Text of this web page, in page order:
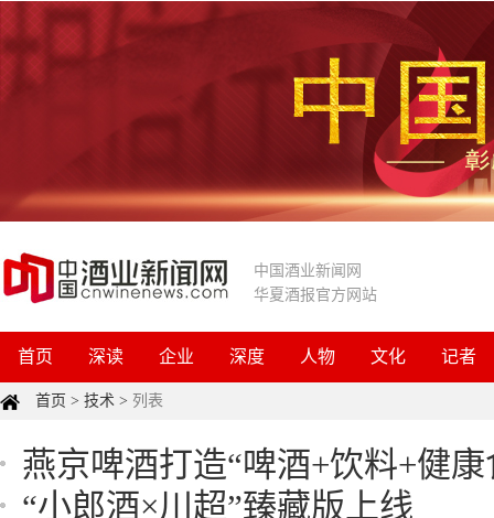
中国酒业新闻网
华夏酒报官方网站
首页 深读 企业 深度 人物 文化 记者
首页 > 技术 > 列表
燕京啤酒打造“啤酒+饮料+健康食
“小郎酒×川超”臻藏版上线